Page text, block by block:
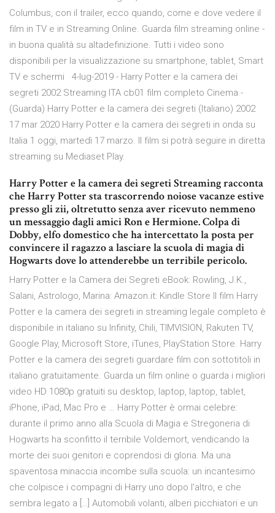
Columbus, con il trailer, ecco quando, come e dove vedere il
film in TV e in Streaming Online. Guarda film streaming online -
in buona qualità su altadefinizione. Tutti i video sono
disponibili per la visualizzazione su smartphone, tablet, Smart
TV e schermi 4-lug-2019 - Harry Potter e la camera dei
segreti 2002 Streaming ITA cb01 film completo Cinema -
(Guarda) Harry Potter e la camera dei segreti (Italiano) 2002
17 mar 2020 Harry Potter e la camera dei segreti in onda su
Italia 1 oggi, martedì 17 marzo. Il film si potrà seguire in diretta
streaming su Mediaset Play.
Harry Potter e la camera dei segreti Streaming racconta
che Harry Potter sta trascorrendo noiose vacanze estive
presso gli zii, oltretutto senza aver ricevuto nemmeno
un messaggio dagli amici Ron e Hermione. Colpa di
Dobby, elfo domestico che ha intercettato la posta per
convincere il ragazzo a lasciare la scuola di magia di
Hogwarts dove lo attenderebbe un terribile pericolo.
Harry Potter e la Camera dei Segreti eBook: Rowling, J.K.,
Salani, Astrologo, Marina: Amazon.it: Kindle Store Il film Harry
Potter e la camera dei segreti in streaming legale completo è
disponibile in italiano su Infinity, Chili, TIMVISION, Rakuten TV,
Google Play, Microsoft Store, iTunes, PlayStation Store. Harry
Potter e la camera dei segreti guardare film con sottotitoli in
italiano gratuitamente. Guarda un film online o guarda i migliori
video HD 1080p gratuiti su desktop, laptop, laptop, tablet,
iPhone, iPad, Mac Pro e … Harry Potter è ormai celebre:
durante il primo anno alla Scuola di Magia e Stregoneria di
Hogwarts ha sconfitto il terribile Voldemort, vendicando la
morte dei suoi genitori e coprendosi di gloria. Ma una
spaventosa minaccia incombe sulla scuola: un incantesimo
che colpisce i compagni di Harry uno dopo l’altro, e che
sembra legato a […] Automobili volanti, alberi picchiatori e un